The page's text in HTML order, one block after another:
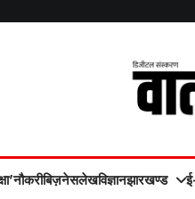
नौकरीबिज़नेसलेखविज्ञानझारखण्ड